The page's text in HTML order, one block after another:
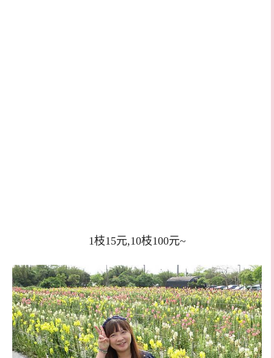
1枝15元,10枝100元~